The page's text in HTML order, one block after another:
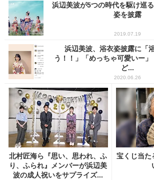
浜辺美波が5つの時代を駆け巡
姿を披露
2019.07.19
浜辺美波、浴衣姿披露に「
う！！」「めっちゃ可愛いー
ど...
2020.06.26
北村匠海ら『思い、思われ、ふ
り、ふられ』メンバーが浜辺美
波の成人祝いをサプライズ...
宝くじ当た